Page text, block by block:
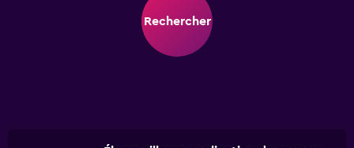
Rechercher